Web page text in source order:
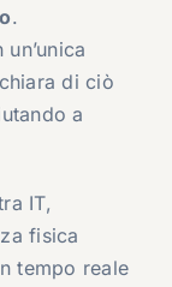
.
di ciò
a
IT,
fisica
tempo reale